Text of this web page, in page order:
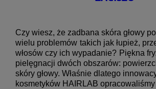
Czy wiesz, że zadbana skóra głowy
wielu problemów takich jak łupież,
włosów czy ich wypadanie? Piękna
pielęgnacji dwóch obszarów:
skóry głowy. Właśnie dlatego
kosmetyków HAIRLAB